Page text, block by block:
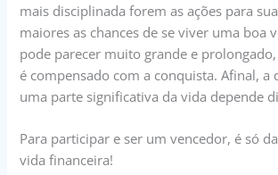
mais disciplinada forem as ações para
maiores as chances de se viver uma boa
pode parecer muito grande e
é compensado com a conquista. Afinal, a
uma parte significativa da vida depende
Para participar e ser um vencedor, é só
vida financeira!